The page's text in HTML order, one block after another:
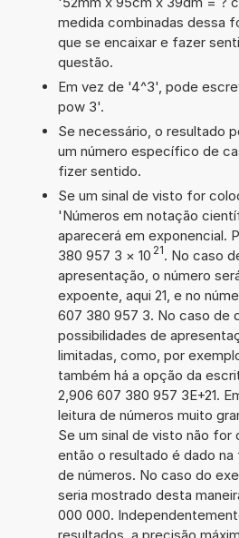
medida combinadas dessa
que se encaixar e fazer
questão.
Em vez de '4^3', pode
pow 3'.
Se necessário, o resultado
um número específico de
fizer sentido.
Se um sinal de visto for
'Números em notação
aparecerá em exponencial.
380 957 3 × 10 21. No caso
apresentação, o número
expoente, aqui 21, e no
607 380 957 3. No caso de
possibilidades de
limitadas, como, por
também há a opção da
2,906 607 380 957 3E+21.
leitura de números muito
Se um sinal de visto não for
então o resultado é dado
de números. No caso do
seria mostrado desta
000 000.
resultados, a precisão